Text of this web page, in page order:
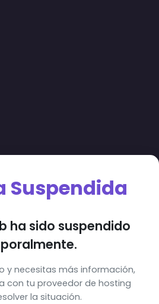
Suspendida
ha sido suspendido
y necesitas más información,
con tu proveedor de hosting
la situación.